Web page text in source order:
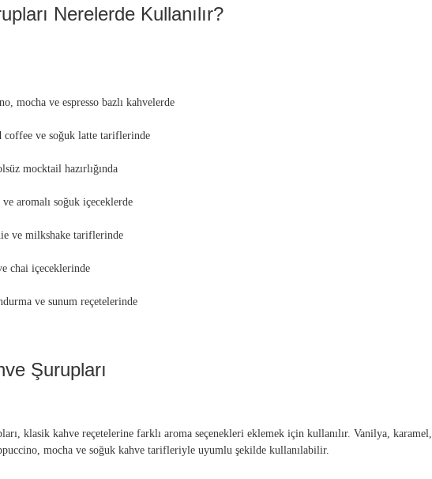
Nerelerde Kullanılır?
mocha ve espresso bazlı kahvelerde
coffee ve soğuk latte tariflerinde
mocktail hazırlığında
aromalı soğuk içeceklerde
ve milkshake tariflerinde
chai içeceklerinde
ve sunum reçetelerinde
Şurupları
klasik kahve reçetelerine farklı aroma seçenekleri eklemek için kullanılır. Vanilya,
mocha ve soğuk kahve tarifleriyle uyumlu şekilde kullanılabilir.